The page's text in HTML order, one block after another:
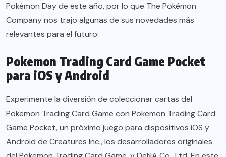
Pokémon Day de este año, por lo que The Pokémon
Company nos trajo algunas de sus novedades más
relevantes para el futuro:
Pokemon Trading Card Game Pocket
para iOS y Android
Experimente la diversión de coleccionar cartas del
Pokemon Trading Card Game con Pokemon Trading Card
Game Pocket, un próximo juego para dispositivos iOS y
Android de Creatures Inc., los desarrolladores originales